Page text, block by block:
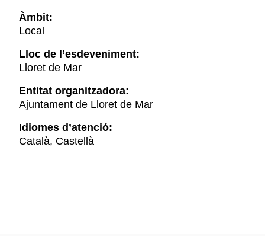
Àmbit:
Local
Lloc de l’esdeveniment:
Lloret de Mar
Entitat organitzadora:
Ajuntament de Lloret de Mar
Idiomes d’atenció:
Català, Castellà